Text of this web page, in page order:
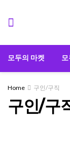
모두의 마켓
Home 구인/구직
구인/구